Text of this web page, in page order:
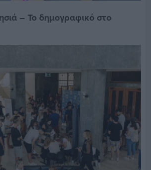
– Το δημογραφικό στο